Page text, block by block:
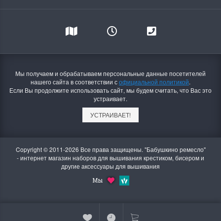
Мы получаем и обрабатываем персональные данные посетителей
нашего сайта в соответствии софициальной политикой.
Если Вы продолжите использовать сайт, мы будем считать, что Вас это
устраивает.
УСТРАИВАЕТ!
Copyright © 2011-2026 Все права защищены. "Бабушкино ремесло"
- интернет магазин наборов для вышивания крестиком, бисером и
другие аксессуары для вышивания
Мы